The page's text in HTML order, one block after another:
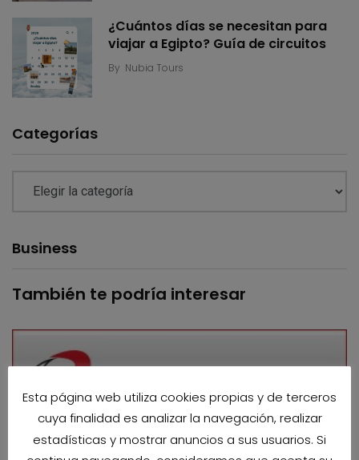
¿Cuántos días se necesitan para
viajar a Egipto? Guía de circuitos
By Nubia Tours
Categorías
Business
También te podría interesar
Esta página web utiliza cookies propias y de terceros
cuya finalidad es analizar la navegación, realizar
estadísticas y mostrar anuncios a sus usuarios. Si